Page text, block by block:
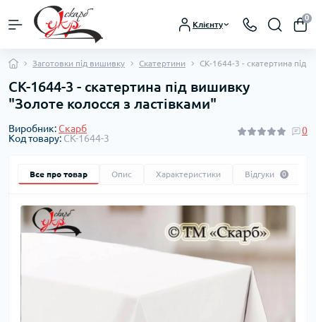
Клієнту
0
Заготовки під вишивку Скатертини СК-1644-3 - скатертина під
СК-1644-3 - скатертина під вишивку
"Золоте колосся з ластівками"
Виробник:Скарб
Код товару: СК-1644-3
0
Все про товар Опис Характеристики Відгуки 0